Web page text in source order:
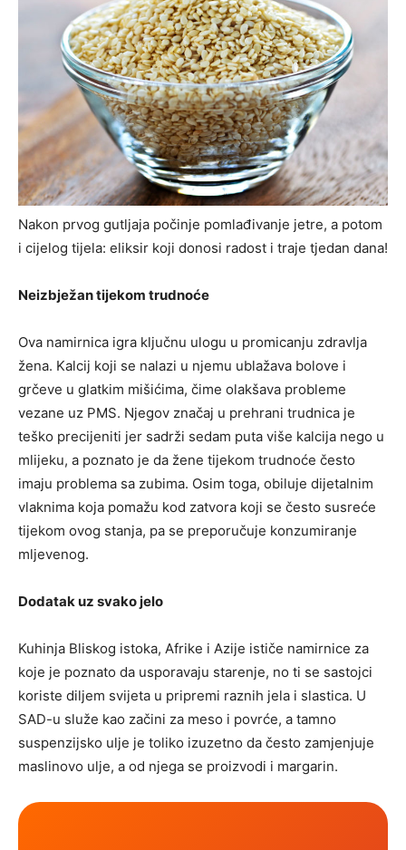
Nakon prvog gutljaja počinje pomlađivanje jetre, a potom
i cijelog tijela: eliksir koji donosi radost i traje tjedan dana!
Neizbježan tijekom trudnoće
Ova namirnica igra ključnu ulogu u promicanju zdravlja
žena. Kalcij koji se nalazi u njemu ublažava bolove i
grčeve u glatkim mišićima, čime olakšava probleme
vezane uz PMS. Njegov značaj u prehrani trudnica je
teško precijeniti jer sadrži sedam puta više kalcija nego u
mlijeku, a poznato je da žene tijekom trudnoće često
imaju problema sa zubima. Osim toga, obiluje dijetalnim
vlaknima koja pomažu kod zatvora koji se često susreće
tijekom ovog stanja, pa se preporučuje konzumiranje
mljevenog.
Dodatak uz svako jelo
Kuhinja Bliskog istoka, Afrike i Azije ističe namirnice za
koje je poznato da usporavaju starenje, no ti se sastojci
koriste diljem svijeta u pripremi raznih jela i slastica. U
SAD-u služe kao začini za meso i povrće, a tamno
suspenzijsko ulje je toliko izuzetno da često zamjenjuje
maslinovo ulje, a od njega se proizvodi i margarin.